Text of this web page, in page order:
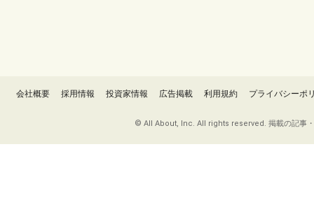
会社概要 採用情報 投資家情報 広告掲載 利用規約 プライバシーポ
© All About, Inc. All rights reserved. 掲載の記事・